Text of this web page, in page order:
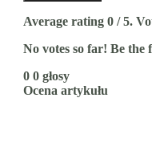
Average rating 0 / 5.
No votes so far! Be the
0 0 głosy
Ocena artykułu